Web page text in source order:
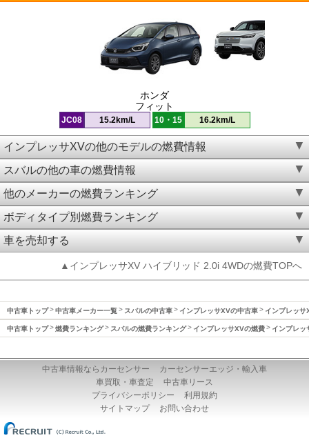
ホンダ
フィット
JC08 15.2km/L 10・15 16.2km/L
インプレッサXVの他のモデルの燃費情報
スバルの他の車の燃費情報
他のメーカーの燃費ランキング
ボディタイプ別燃費ランキング
車を売却する
▲インプレッサXV ハイブリッド 2.0i 4WDの燃費TOPへ
中古車トップ 中古車メーカー一覧 スバルの中古車 インプレッサXVの中古車 インプレッ
中古車トップ 燃費ランキング スバルの燃費ランキング インプレッサXVの燃費 インプレ
中古車情報ならカーセンサー
カーセンサーエッジ・輸入車
車買取・車査定
中古車リース
プライバシーポリシー
利用規約
サイトマップ
お問い合わせ